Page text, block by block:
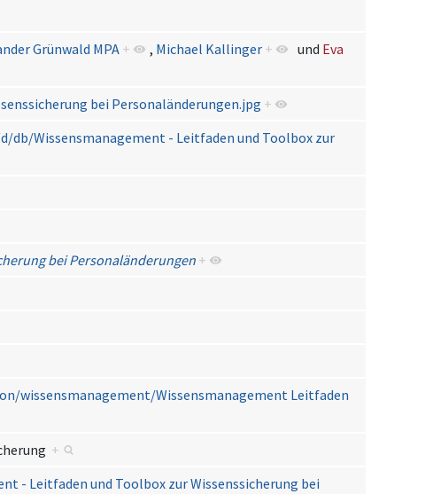
Grünwald MPA + , Michael Kallinger + und Eva
bei Personaländerungen.jpg +
Wissensmanagement - Leitfaden und Toolbox zur
bei Personaländerungen +
wissensmanagement/Wissensmanagement Leitfaden
+
- Leitfaden und Toolbox zur Wissenssicherung bei